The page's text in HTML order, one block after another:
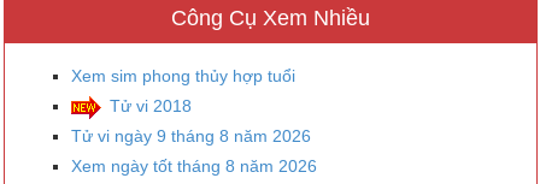
Công Cụ Xem Nhiều
Xem sim phong thủy hợp tuổi
Tử vi 2018
Tử vi ngày 9 tháng 8 năm 2026
Xem ngày tốt tháng 8 năm 2026